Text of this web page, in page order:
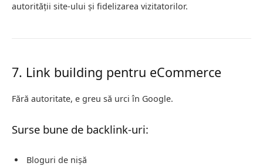
autorității site-ului și fidelizarea vizitatorilor.
7. Link building pentru eCommerce
Fără autoritate, e greu să urci în Google.
Surse bune de backlink-uri:
Bloguri de nișă